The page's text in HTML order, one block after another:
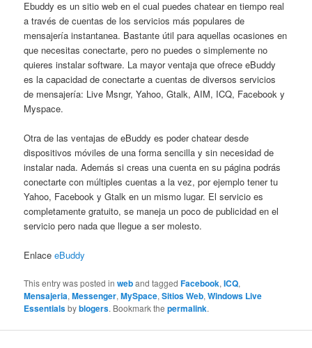
Ebuddy es un sitio web en el cual puedes chatear en tiempo real
a través de cuentas de los servicios más populares de
mensajería instantanea. Bastante útil para aquellas ocasiones en
que necesitas conectarte, pero no puedes o simplemente no
quieres instalar software. La mayor ventaja que ofrece eBuddy
es la capacidad de conectarte a cuentas de diversos servicios
de mensajería: Live Msngr, Yahoo, Gtalk, AIM, ICQ, Facebook y
Myspace.
Otra de las ventajas de eBuddy es poder chatear desde
dispositivos móviles de una forma sencilla y sin necesidad de
instalar nada. Además si creas una cuenta en su página podrás
conectarte con múltiples cuentas a la vez, por ejemplo tener tu
Yahoo, Facebook y Gtalk en un mismo lugar. El servicio es
completamente gratuito, se maneja un poco de publicidad en el
servicio pero nada que llegue a ser molesto.
EnlaceeBuddy
This entry was posted inweband taggedFacebook,ICQ,
Mensajeria,Messenger,MySpace,Sitios Web,Windows Live
Essentialsbyblogers. Bookmark thepermalink.